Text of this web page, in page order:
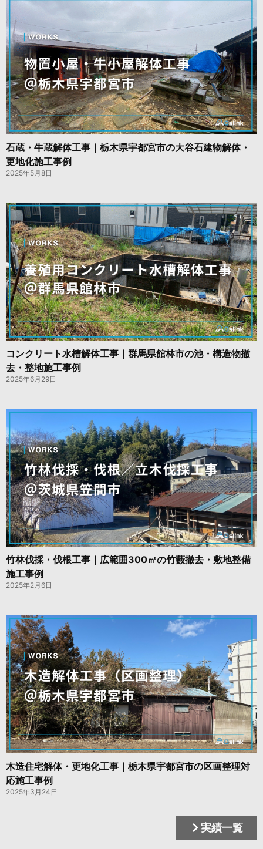
石蔵・牛蔵解体工事｜栃木県宇都宮市の大谷石建物解体・
更地化施工事例
2025年5月8日
コンクリート水槽解体工事｜群馬県館林市の池・構造物撤
去・整地施工事例
2025年6月29日
竹林伐採・伐根工事｜広範囲300㎡の竹藪撤去・敷地整備
施工事例
2025年2月6日
木造住宅解体・更地化工事｜栃木県宇都宮市の区画整理対
応施工事例
2025年3月24日
実績一覧